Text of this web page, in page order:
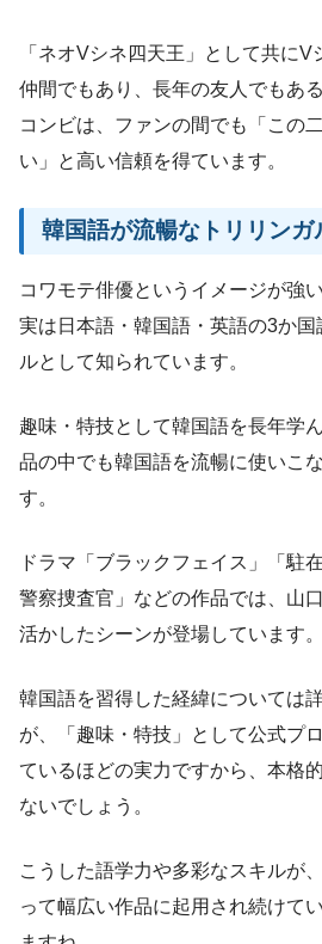
「ネオVシネ四天王」として共に
仲間でもあり、長年の友人でもあ
コンビは、ファンの間でも「この
い」と高い信頼を得ています。
韓国語が流暢なトリリンガ
コワモテ俳優というイメージが強
実は日本語・韓国語・英語の3か
ルとして知られています。
趣味・特技として韓国語を長年学
品の中でも韓国語を流暢に使いこ
す。
ドラマ「ブラックフェイス」「駐
警察捜査官」などの作品では、山
活かしたシーンが登場しています。
韓国語を習得した経緯については
が、「趣味・特技」として公式プ
ているほどの実力ですから、本格
ないでしょう。
こうした語学力や多彩なスキルが
って幅広い作品に起用され続けて